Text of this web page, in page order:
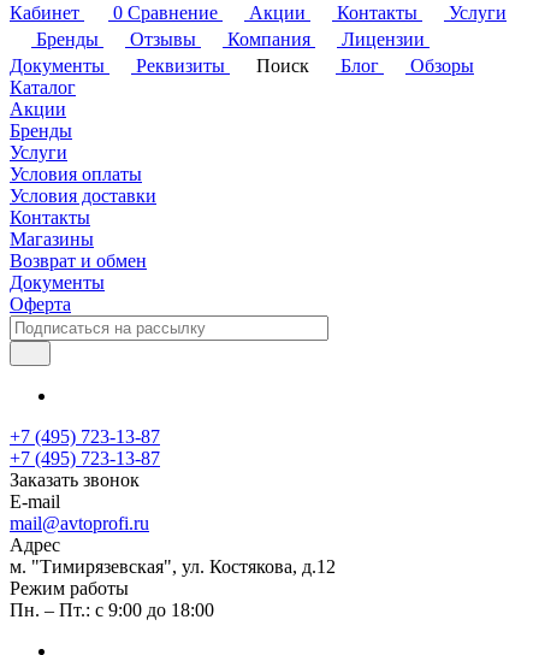
Кабинет
0 Сравнение Акции Контакты
Услуги
Бренды
Отзывы Компания
Лицензии
Документы
Реквизиты Поиск Блог
Обзоры
Каталог
Акции
Бренды
Услуги
Условия оплаты
Условия доставки
Контакты
Магазины
Возврат и обмен
Документы
Оферта
+7 (495) 723-13-87
+7 (495) 723-13-87
Заказать звонок
E-mail
mail@avtoprofi.ru
Адрес
м. "Тимирязевская", ул. Костякова, д.12
Режим работы
Пн. – Пт.: с 9:00 до 18:00